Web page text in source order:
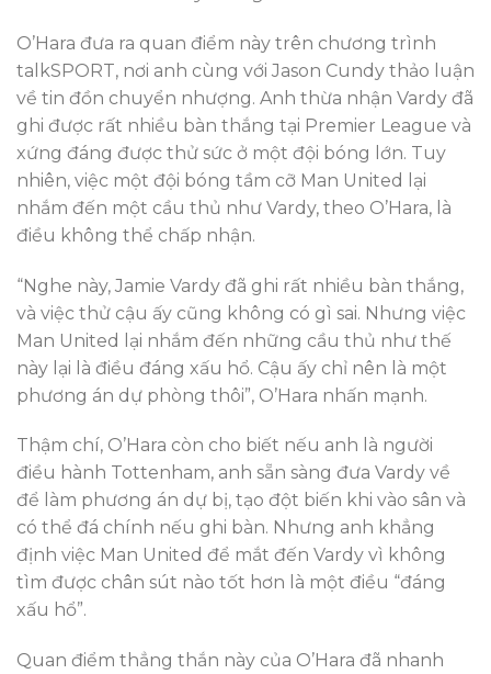
O’Hara đưa ra quan điểm này trên chương trình
talkSPORT, nơi anh cùng với Jason Cundy thảo luận
về tin đồn chuyển nhượng. Anh thừa nhận Vardy đã
ghi được rất nhiều bàn thắng tại Premier League và
xứng đáng được thử sức ở một đội bóng lớn. Tuy
nhiên, việc một đội bóng tầm cỡ Man United lại
nhắm đến một cầu thủ như Vardy, theo O’Hara, là
điều không thể chấp nhận.
“Nghe này, Jamie Vardy đã ghi rất nhiều bàn thắng,
và việc thử cậu ấy cũng không có gì sai. Nhưng việc
Man United lại nhắm đến những cầu thủ như thế
này lại là điều đáng xấu hổ. Cậu ấy chỉ nên là một
phương án dự phòng thôi”, O’Hara nhấn mạnh.
Thậm chí, O’Hara còn cho biết nếu anh là người
điều hành Tottenham, anh sẵn sàng đưa Vardy về
để làm phương án dự bị, tạo đột biến khi vào sân và
có thể đá chính nếu ghi bàn. Nhưng anh khẳng
định việc Man United để mắt đến Vardy vì không
tìm được chân sút nào tốt hơn là một điều “đáng
xấu hổ”.
Quan điểm thẳng thắn này của O’Hara đã nhanh